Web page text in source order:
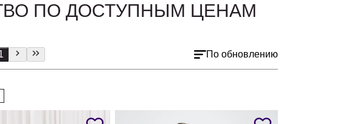
ПО ДОСТУПНЫМ ЦЕНАМ
По обновлению